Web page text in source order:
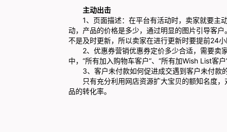
主动出击
1、页面描述：在平台有活动时，卖家就要主
动，产品的价格是多少，通过明显的图片引导客
不是及时更新，所以卖家在进行更新时要提前24
2、优惠券营销优惠券定价多少合适，需要卖
中，“所有加入购物车客户”、“所有加Wish List客
3、客户未付款如何促进成交遇到客户未付款
只有充分利用网店资源扩大宝贝的额知名度，
品的转化率。